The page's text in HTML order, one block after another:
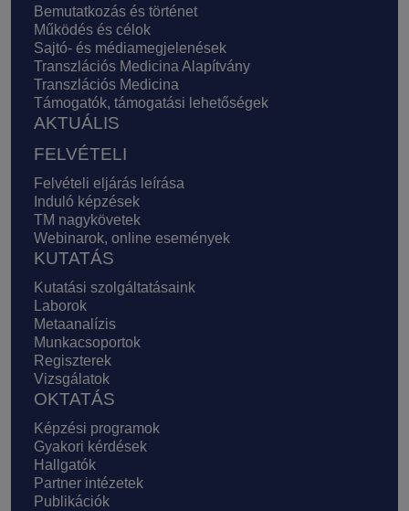
Bemutatkozás és történet
Működés és célok
Sajtó- és médiamegjelenések
Transzlációs Medicina Alapítvány
Transzlációs Medicina
Támogatók, támogatási lehetőségek
AKTUÁLIS
FELVÉTELI
Felvételi eljárás leírása
Induló képzések
TM nagykövetek
Webinarok, online események
KUTATÁS
Kutatási szolgáltatásaink
Laborok
Metaanalízis
Munkacsoportok
Regiszterek
Vizsgálatok
OKTATÁS
Képzési programok
Gyakori kérdések
Hallgatók
Partner intézetek
Publikációk